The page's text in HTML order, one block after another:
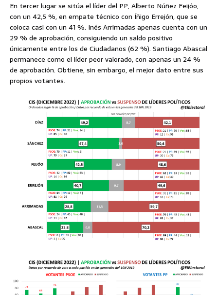
En tercer lugar se sitúa el líder del PP, Alberto Núñez Feijóo,
con un 42,5 %, en empate técnico con Íñigo Errejón, que se
coloca casi con un 41 %. Inés Arrimadas apenas cuenta con un
29 % de aprobación, consiguiendo un saldo positivo
únicamente entre los de Ciudadanos (62 %). Santiago Abascal
permanece como el líder peor valorado, con apenas un 24 %
de aprobación. Obtiene, sin embargo, el mejor dato entre sus
propios votantes.